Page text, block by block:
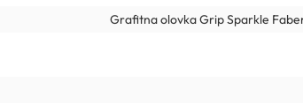
Grafitna olovka Grip Sparkle